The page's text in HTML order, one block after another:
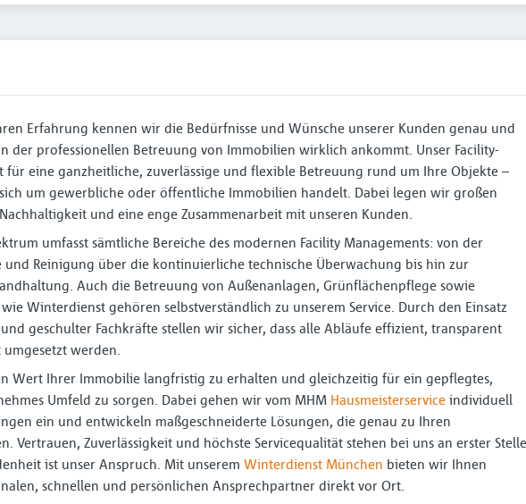
Erfahrung kennen wir die Bedürfnisse und Wünsche unserer Kunden genau und
der professionellen Betreuung von Immobilien wirklich ankommt. Unser Facility-
für eine ganzheitliche, zuverlässige und flexible Betreuung rund um Ihre Objekte –
um gewerbliche oder öffentliche Immobilien handelt. Dabei legen wir großen
und eine enge Zusammenarbeit mit unseren Kunden.
umfasst sämtliche Bereiche des modernen Facility Managements: von der
Reinigung über die kontinuierliche technische Überwachung bis hin zur
Auch die Betreuung von Außenanlagen, Grünflächenpflege sowie
Winterdienst gehören selbstverständlich zu unserem Service. Durch den Einsatz
geschulter Fachkräfte stellen wir sicher, dass alle Abläufe effizient, transparent
werden.
Wert Ihrer Immobilie langfristig zu erhalten und gleichzeitig für ein gepflegtes,
Umfeld zu sorgen. Dabei gehen wir vom MHM Hausmeisterservice individuell
ein und entwickeln maßgeschneiderte Lösungen, die genau zu Ihren
Vertrauen, Zuverlässigkeit und höchste Servicequalität stehen bei uns an erster Stelle
ist unser Anspruch. Mit unserem Winterdienst München bieten wir Ihnen
schnellen und persönlichen Ansprechpartner direkt vor Ort.